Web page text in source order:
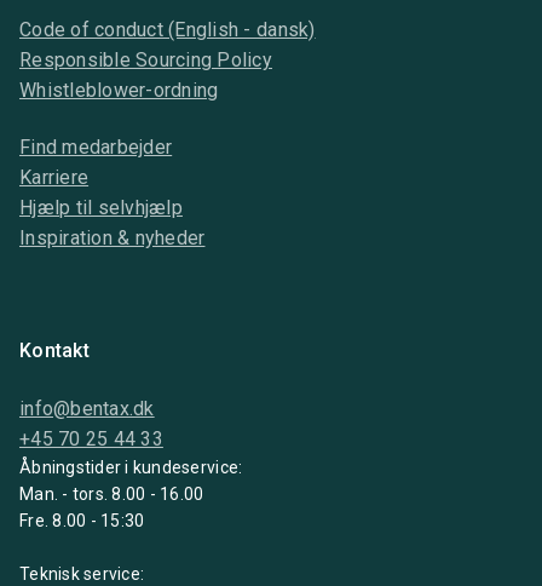
Code of conduct (English - dansk)
Responsible Sourcing Policy
Whistleblower-ordning
Find medarbejder
Karriere
Hjælp til selvhjælp
Inspiration & nyheder
Kontakt
info@bentax.dk
+45 70 25 44 33
Åbningstider i kundeservice:
Man. - tors. 8.00 - 16.00
Fre. 8.00 - 15:30
Teknisk service: